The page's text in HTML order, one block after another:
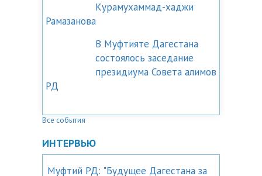
Курамухаммад-хаджи
Рамазанова
В Муфтияте Дагестана
состоялось заседание
президиума Совета алимов
РД
Все события
ИНТЕРВЬЮ
Муфтий РД: "Будущее Дагестана за